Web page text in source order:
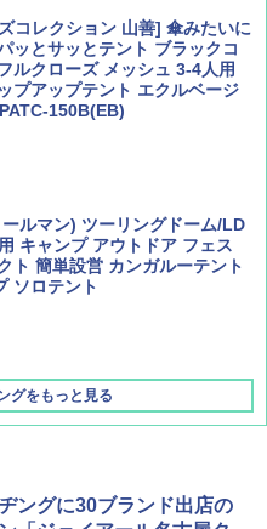
ル) 2026年 9 月号【特別付録:
ル"旅"財布 ランダム2種】
理 地図・統計・移動から読み
代新書)
コレクション 山善] 傘みたいに
ッとサッとテント ブラックコ
ルクローズ メッシュ 3-4人用
プアップテント エクルベージ
150B(EB)
ルマン) ツーリングドーム/LD
キャンプ アウトドア フェス
ト 簡単設営 カンガルーテント
ソロテント
グをもっと見る
ドック)ソロ ドーム 1 EX BDK
ソロキャンプ ポリエステル フ
ングに30ブランド出店の